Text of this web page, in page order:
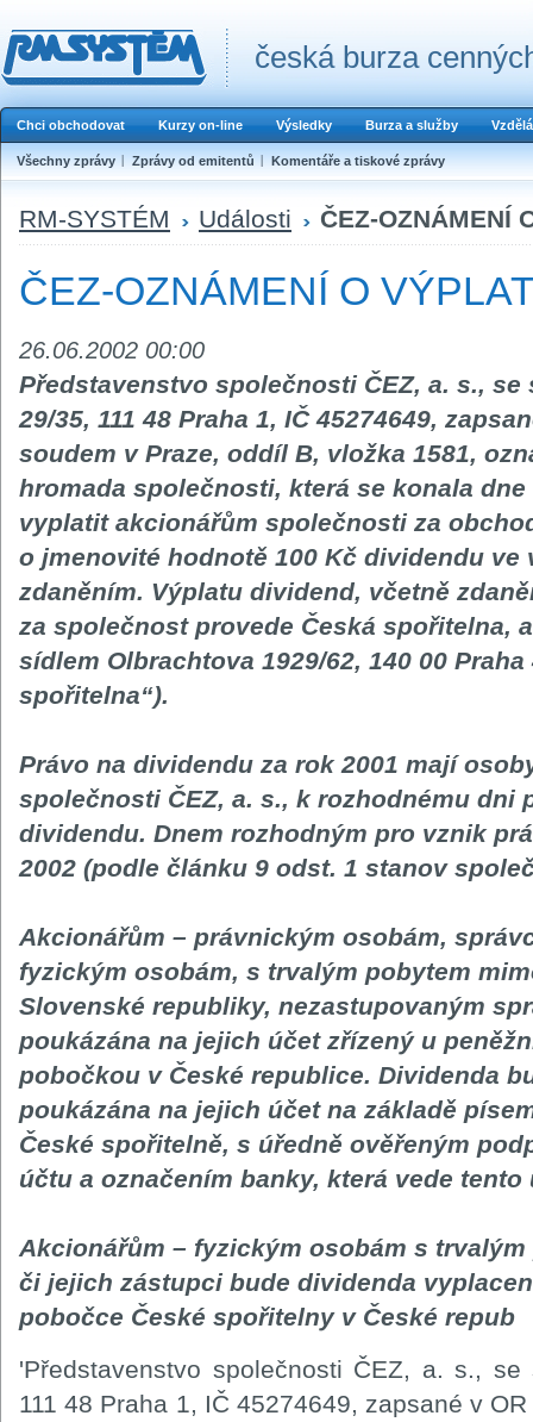
česká burza
Chci obchodovat Kurzy on-line Výsledky Burza a služby
Všechny zprávy Zprávy od emitentů Komentáře a tiskové zprávy
RM-SYSTÉM Události ČEZ-OZNÁMENÍ
ČEZ-OZNÁMENÍ O
26.06.2002 00:00
Představenstvo společnosti ČEZ, a. s.,
29/35, 111 48 Praha 1, IČ 45274649,
soudem v Praze, oddíl B, vložka 1581,
hromada společnosti, která se konala dne
vyplatit akcionářům společnosti za
o jmenovité hodnotě 100 Kč dividendu ve
zdaněním. Výplatu dividend, včetně
za společnost provede Česká spořitelna,
sídlem Olbrachtova 1929/62, 140 00
spořitelna“).
Právo na dividendu za rok 2001 mají
společnosti ČEZ, a. s., k rozhodnému dni
dividendu. Dnem rozhodným pro vznik
2002 (podle článku 9 odst. 1 stanov
Akcionářům – právnickým osobám,
fyzickým osobám, s trvalým pobytem
Slovenské republiky, nezastupovaným
poukázána na jejich účet zřízený u
pobočkou v České republice. Dividenda
poukázána na jejich účet na základě
České spořitelně, s úředně ověřeným
účtu a označením banky, která vede tento
Akcionářům – fyzickým osobám s
či jejich zástupci bude dividenda
pobočce České spořitelny v České repub
'Představenstvo společnosti ČEZ, a. s.,
111 48 Praha 1, IČ 45274649, zapsané v